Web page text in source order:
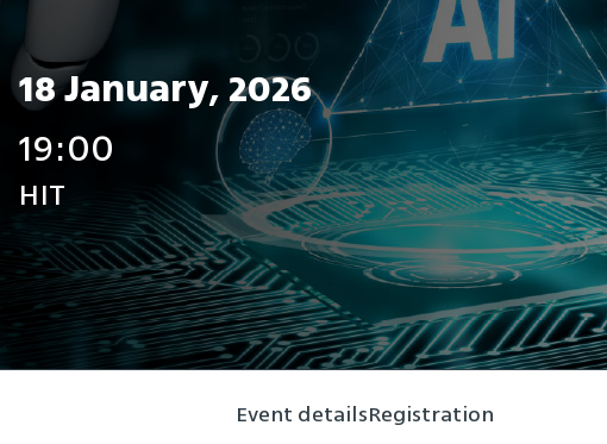
18 January, 2026
19:00
HIT
Event detailsRegistration